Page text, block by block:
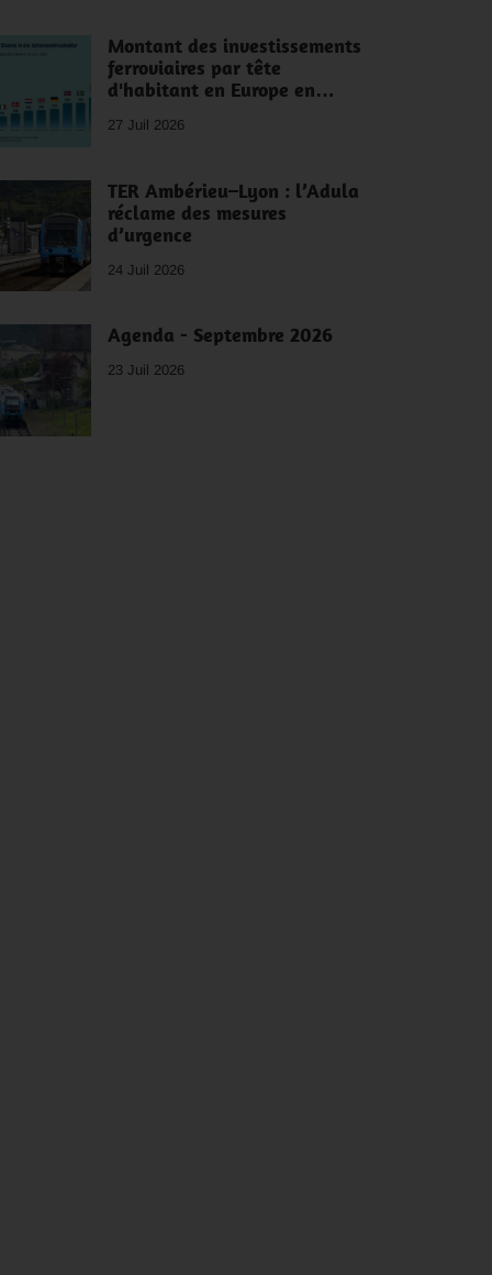
Montant des investissements
ferroviaires par tête
d'habitant en Europe en…
27 Juil 2026
TER Ambérieu–Lyon : l’Adula
réclame des mesures
d’urgence
24 Juil 2026
Agenda - Septembre 2026
23 Juil 2026